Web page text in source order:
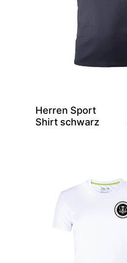
Herren Sport
Shirt schwarz